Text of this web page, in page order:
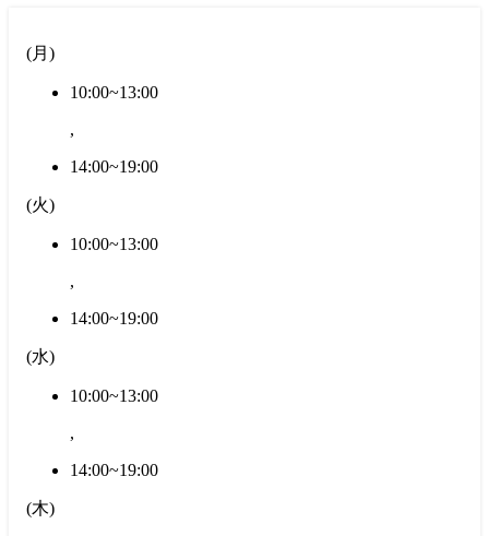
(月 )
10:00~13:00
,
14:00~19:00
(火)
10:00~13:00
,
14:00~19:00
(水)
10:00~13:00
,
14:00~19:00
(木)